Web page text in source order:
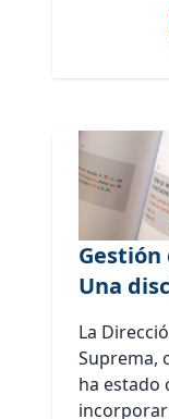
Una
La
Suprema,
ha estado